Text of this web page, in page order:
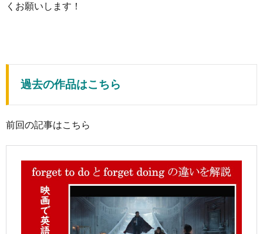
くお願いします！
過去の作品はこちら
前回の記事はこちら